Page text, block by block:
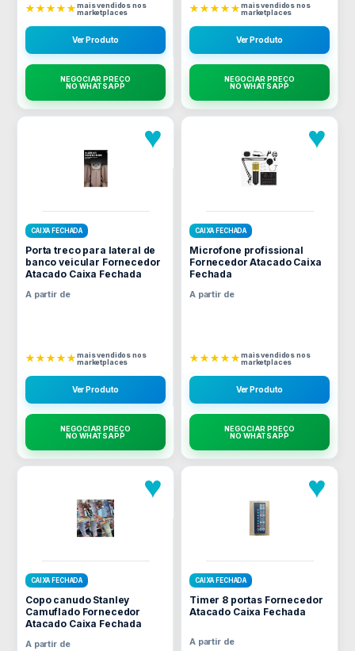
★★★★★mais vendidos nos
marketplaces
Ver Produto
NEGOCIAR PREÇO
NO WHATSAPP
★★★★★mais vendidos nos
marketplaces
Ver Produto
NEGOCIAR PREÇO
NO WHATSAPP
♥
CAIXA FECHADA
Porta treco para lateral de
banco veicular Fornecedor
Atacado Caixa Fechada
A partir de
★★★★★mais vendidos nos
marketplaces
Ver Produto
NEGOCIAR PREÇO
NO WHATSAPP
♥
CAIXA FECHADA
Microfone profissional
Fornecedor Atacado Caixa
Fechada
A partir de
★★★★★mais vendidos nos
marketplaces
Ver Produto
NEGOCIAR PREÇO
NO WHATSAPP
♥
CAIXA FECHADA
Copo canudo Stanley
Camuflado Fornecedor
Atacado Caixa Fechada
A partir de
♥
CAIXA FECHADA
Timer 8 portas Fornecedor
Atacado Caixa Fechada
A partir de